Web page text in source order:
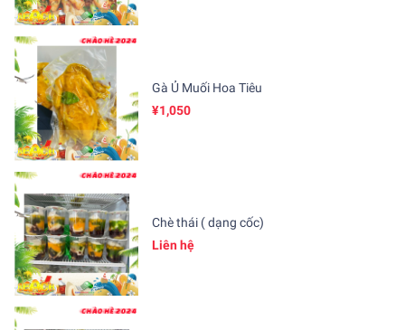
Gà Ủ Muối Hoa Tiêu
¥1,050
Chè thái ( dạng cốc)
Liên hệ